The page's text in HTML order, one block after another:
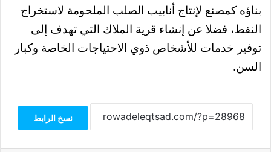
بناؤه كمصنع لإنتاج أنابيب الصلب الملحومة لاستخراج
النفط، فضلا عن إنشاء قرية الملاك التي تهدف إلى
توفير خدمات للأشخاص ذوي الاحتياجات الخاصة وكبار
السن.
نسخ الرابط